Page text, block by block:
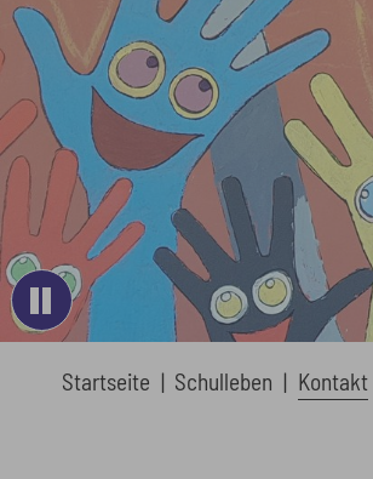
Startseite Schulleben Kontakt